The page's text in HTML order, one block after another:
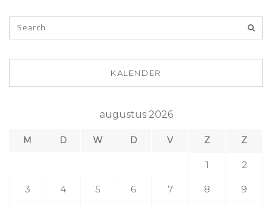
KALENDER
augustus 2026
M D W D V Z Z
1 2
3 4 5 6 7 8 9